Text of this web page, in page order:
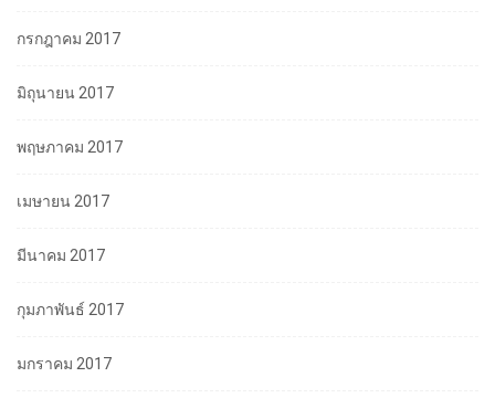
กรกฎาคม 2017
มิถุนายน 2017
พฤษภาคม 2017
เมษายน 2017
มีนาคม 2017
กุมภาพันธ์ 2017
มกราคม 2017